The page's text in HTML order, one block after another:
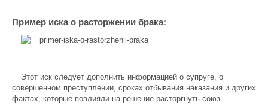
Пример иска о расторжении брака:
Этот иск следует дополнить информацией о супруге, о
совершенном преступлении, сроках отбывания наказания и других
фактах, которые повлияли на решение расторгнуть союз.